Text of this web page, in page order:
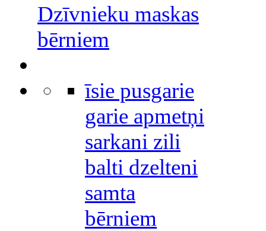
Dzīvnieku maskas
bērniem
īsie pusgarie
garie apmetņi
sarkani zili
balti dzelteni
samta
bērniem